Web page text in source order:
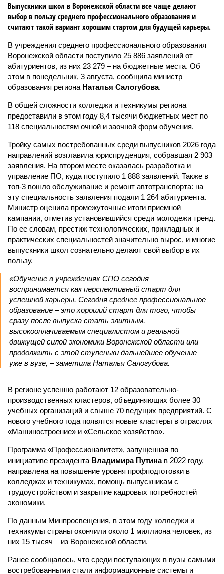
Выпускники школ в Воронежской области все чаще делают
выбор в пользу среднего профессионального образования и
считают такой вариант хорошим стартом для будущей карьеры.
В учреждения среднего профессионального образования
Воронежской области поступило 25 886 заявлений от
абитуриентов, из них 23 279 – на бюджетные места. Об
этом в понедельник, 3 августа, сообщила министр
образования региона Наталья Салогубова.
В общей сложности колледжи и техникумы региона
предоставили в этом году 8,4 тысячи бюджетных мест по
118 специальностям очной и заочной форм обучения.
Тройку самых востребованных среди выпусников 2026 года
направлений возглавила юриспруденция, собравшая 2 903
заявления. На втором месте оказалась разработка и
управление ПО, куда поступило 1 888 заявлений. Также в
топ-3 вошло обслуживание и ремонт автотранспорта: на
эту специальность заявления подали 1 264 абитуриента.
Министр оценила промежуточные итоги приемной
кампании, отметив установившийся среди молодежи тренд.
По ее словам, престиж технологических, прикладных и
практических специальностей значительно вырос, и многие
выпускники школ сознательно делают свой выбор в их
пользу.
«Обучение в учреждениях СПО сегодня
воспринимается как перспективный старт для
успешной карьеры. Сегодня среднее профессиональное
образование – это хороший старт для того, чтобы
сразу после выпуска стать элитным,
высокооплачиваемым специалистом и реальной
движущей силой экономики Воронежской области или
продолжить с этой ступеньки дальнейшее обучение
уже в вузе, – заметила Наталья Салогубова.
В регионе успешно работают 12 образовательно-
производственных кластеров, объединяющих более 30
учебных организаций и свыше 70 ведущих предприятий. С
нового учебного года появятся новые кластеры в отраслях
«Машиностроение» и «Сельское хозяйство».
Программа «Профессионалитет», запущенная по
инициативе президента Владимира Путинав 2022 году,
направлена на повышение уровня профподготовки в
колледжах и техникумах, помощь выпускникам с
трудоустройством и закрытие кадровых потребностей
экономики.
По данным Минпросвещения, в этом году колледжи и
техникумы страны окончили около 1 миллиона человек, из
них 15 тысяч – из Воронежской области.
Ранее сообщалось, что среди поступающих в вузы самыми
востребованными стали информационные системы и